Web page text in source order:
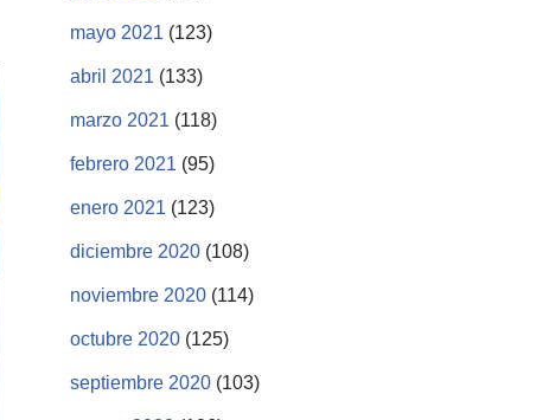
mayo 2021 (123)
abril 2021 (133)
marzo 2021 (118)
febrero 2021 (95)
enero 2021 (123)
diciembre 2020 (108)
noviembre 2020 (114)
octubre 2020 (125)
septiembre 2020 (103)